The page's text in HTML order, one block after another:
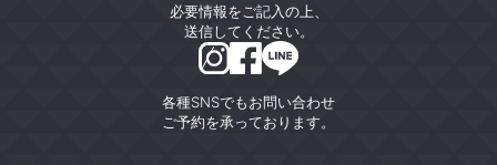
各種SNSでもお問い合わせ
ご予約を承っております。
必要情報をご記入の上、
送信してください。